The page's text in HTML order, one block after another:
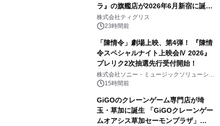
ラ』の旗艦店が2026年6月新宿に誕
生 バカルディ ジャパンと連携した
没入型バー「BAR Arca」
株式会社ティグリス
23時間前
「陳情令」劇場上映、第4弾！ 『陳情
令スペシャルナイト上映会Ⅳ 2026』
プレリク2次抽選先行受付開始！
株式会社ソニー・ミュージックソリューショ
ンズ15時間前
GiGOのクレーンゲーム専門店が埼
玉・草加に誕生 「GiGOクレーンゲー
ムオアシス草加セーモンプラザ」